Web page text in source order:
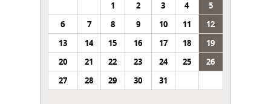
1
2 3 4
5
6
7 8 9 10 11
12
13
14 15 16 17 18
19
20
21 22 23 24 25
26
27
28 29 30 31